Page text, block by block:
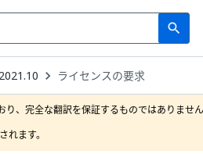
search
Search
2021.10 ライセンスの要求
、完全な翻訳を保証するものではありません
ます。